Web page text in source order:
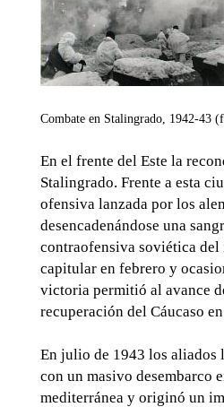
Combate en Stalingrado, 1942-43
En el frente del Este la
Stalingrado. Frente a esta
ofensiva lanzada por los
desencadenándose una
contraofensiva soviética
capitular en febrero y
victoria permitió al avance
recuperación del Cáucaso
En julio de 1943 los aliados
con un masivo desembarco
mediterránea y originó un